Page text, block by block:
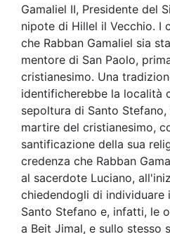
Gamaliel II, Presidente del
nipote di Hillel il Vecchio. I
che Rabban Gamaliel sia
mentore di San Paolo,
cristianesimo. Una
identificherebbe la località
sepoltura di Santo
martire del cristianesimo,
santificazione della sua
credenza che Rabban
al sacerdote Luciano,
chiedendogli di
Santo Stefano e, infatti, le
a Beit Jimal, e sullo stesso